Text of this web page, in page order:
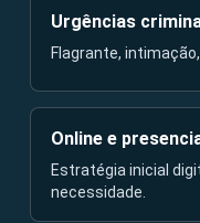
Urgências
Flagrante,
Online e
Estratégia inicial
necessidade.